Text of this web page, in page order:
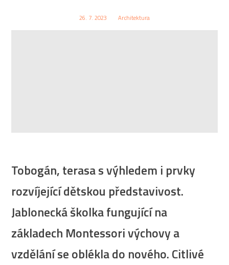
26. 7. 2023 Architektura
Tobogán, terasa s výhledem i prvky
rozvíjející dětskou představivost.
Jablonecká školka fungující na
základech Montessori výchovy a
vzdělání se oblékla do nového. Citlivé